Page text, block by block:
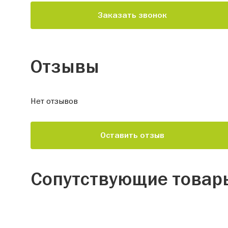
Заказать звонок
Отзывы
Нет отзывов
Оставить отзыв
Сопутствующие